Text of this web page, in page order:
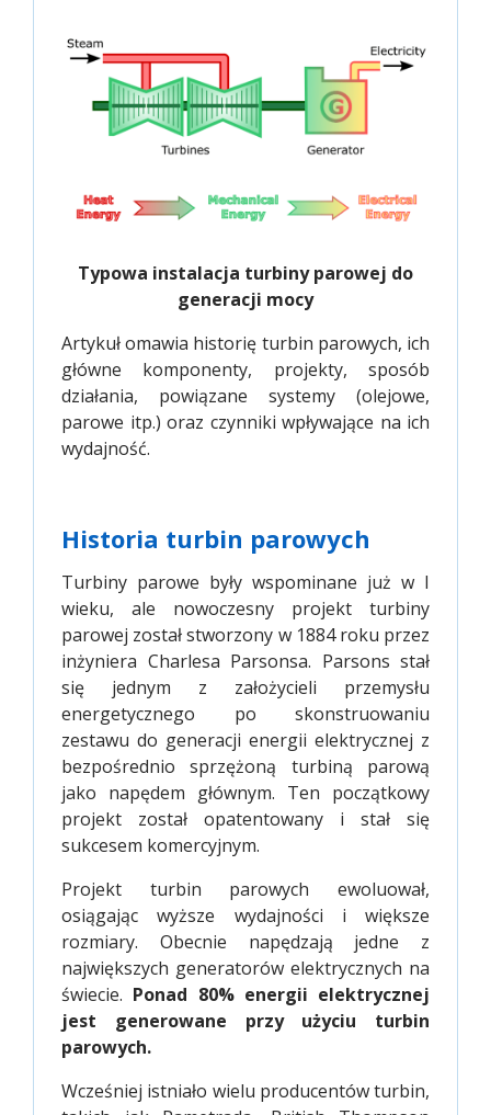
Typowa instalacja turbiny parowej do
generacji mocy
Artykuł omawia historię turbin parowych, ich
główne komponenty, projekty, sposób
działania, powiązane systemy (olejowe,
parowe itp.) oraz czynniki wpływające na ich
wydajność.
Historia turbin parowych
Turbiny parowe były wspominane już w I
wieku, ale nowoczesny projekt turbiny
parowej został stworzony w 1884 roku przez
inżyniera Charlesa Parsonsa. Parsons stał
się jednym z założycieli przemysłu
energetycznego po skonstruowaniu
zestawu do generacji energii elektrycznej z
bezpośrednio sprzężoną turbiną parową
jako napędem głównym. Ten początkowy
projekt został opatentowany i stał się
sukcesem komercyjnym.
Projekt turbin parowych ewoluował,
osiągając wyższe wydajności i większe
rozmiary. Obecnie napędzają jedne z
największych generatorów elektrycznych na
świecie. Ponad 80% energii elektrycznej
jest generowane przy użyciu turbin
parowych.
Wcześniej istniało wielu producentów turbin,